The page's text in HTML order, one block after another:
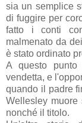
sia un semplice
di fuggire per
fatto i conti
malmenato da
è stato ordinato
A questo
vendetta, e
quando il padre
Wellesley
nonché il titolo.